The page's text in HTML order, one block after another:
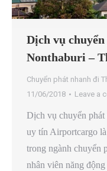
Dịch vụ
Nonthaburi –
Chuyển phát nhanh đi
11/06/2018
Leave a
Dịch vụ chuyển
uy tín Airportcargo
trong ngành chuyển
nhân viên năng